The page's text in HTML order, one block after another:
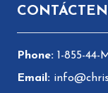
1-855-44-